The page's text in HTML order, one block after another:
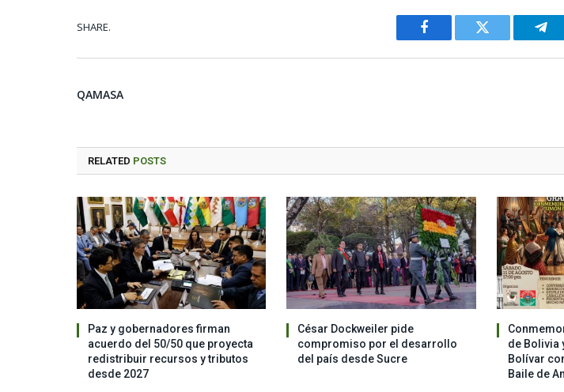
SHARE.
Facebook Twitter
QAMASA
RELATED POSTS
Paz y gobernadores firman
acuerdo del 50/50 que proyecta
redistribuir recursos y tributos
desde 2027
César Dockweiler pide
compromiso por el desarrollo
del país desde Sucre
de Bolivia
Bolívar
Baile de